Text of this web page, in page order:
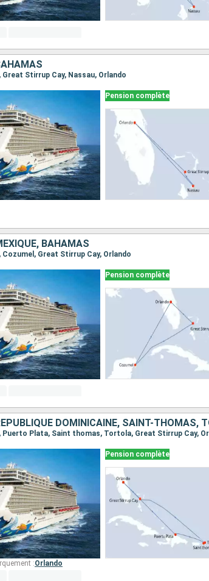
Great Stirrup Cay, Nassau, Orlando
Pension complète
BAHAMAS
Cozumel, Great Stirrup Cay, Orlando
Pension complète
DOMINICAINE, SAINT-THOMAS,
Puerto Plata, Saint thomas, Tortola, Great Stirrup Cay,
Pension complète
:Orlando